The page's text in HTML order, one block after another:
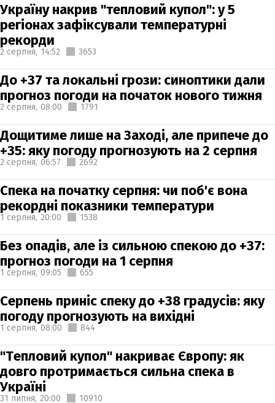
Україну накрив "тепловий купол": у 5
регіонах зафіксували температурні
рекорди
2 серпня, 14:52 3653
До +37 та локальні грози: синоптики дали
прогноз погоди на початок нового тижня
2 серпня, 08:00 1791
Дощитиме лише на Заході, але припече до
+35: яку погоду прогнозують на 2 серпня
2 серпня, 06:57 2692
Спека на початку серпня: чи поб'є вона
рекордні показники температури
1 серпня, 20:00 1538
Без опадів, але із сильною спекою до +37:
прогноз погоди на 1 серпня
1 серпня, 09:05 655
Серпень приніс спеку до +38 градусів: яку
погоду прогнозують на вихідні
1 серпня, 08:00 844
"Тепловий купол" накриває Європу: як
довго протримається сильна спека в
Україні
31 липня, 20:00 10910